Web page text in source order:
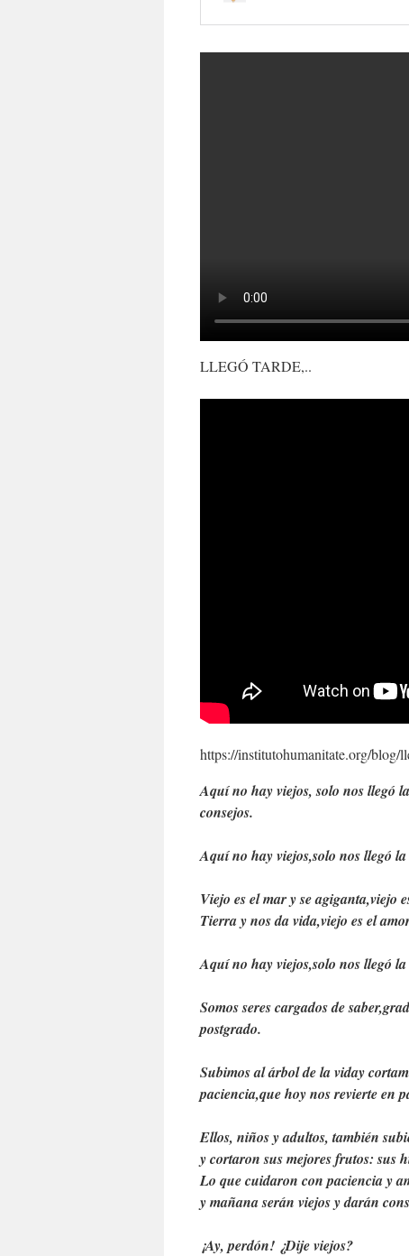
LLEGÓ TARDE,..
https://institutohumanitate.org/blog/
Aquí no hay viejos, solo nos llegó
consejos.
Aquí no hay viejos,solo nos llegó
Viejo es el mar y se agiganta,viejo
Tierra y nos da vida,viejo es el
Aquí no hay viejos,solo nos llegó
Somos seres cargados de saber,
postgrado.
Subimos al árbol de la viday
paciencia,que hoy nos revierte en
Ellos, niños y adultos, también
y cortaron sus mejores frutos: sus
Lo que cuidaron con paciencia y
y mañana serán viejos y darán
¡Ay, perdón! ¿Dije viejos?